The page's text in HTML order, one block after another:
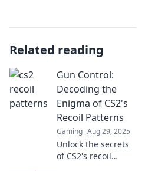
Related reading
Gun Control:
Decoding the
Enigma of CS2's
Recoil Patterns
Gaming Aug 29, 2025
Unlock the secrets
of CS2's recoil